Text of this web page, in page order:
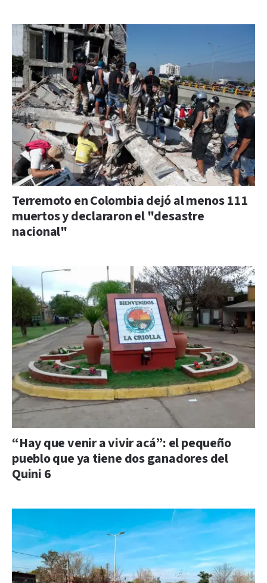
Terremoto en Colombia dejó al menos 111
muertos y declararon el "desastre
nacional"
“Hay que venir a vivir acá”: el pequeño
pueblo que ya tiene dos ganadores del
Quini 6